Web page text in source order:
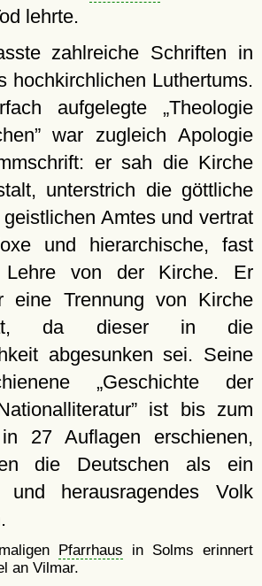
lehrte.
zahlreiche Schriften in
hochkirchlichen Luthertums.
aufgelegte
Theologie
war zugleich Apologie
er sah die Kirche
unterstrich die göttliche
Amtes und vertrat
und hierarchische, fast
Lehre von der Kirche. Er
eine Trennung von Kirche
da dieser in die
abgesunken sei. Seine
Geschichte der
ist bis zum
27 Auflagen erschienen,
die Deutschen als ein
und herausragendes Volk
Pfarrhaus in Solms erinnert
an Vilmar.